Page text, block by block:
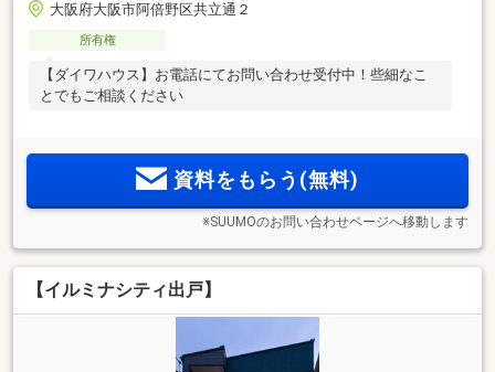
大阪府大阪市阿倍野区共立通２
所有権
【ダイワハウス】お電話にてお問い合わせ受付中！些細なこ
とでもご相談ください
資料をもらう(無料)
※SUUMOのお問い合わせページへ移動します
【イルミナシティ出戸】